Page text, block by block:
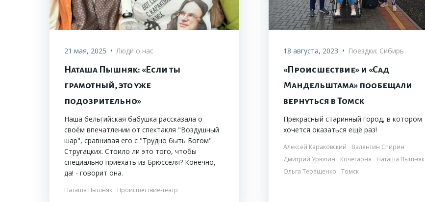
21 мая, 2025 • Люди о нас
Наташа Пышняк: «Если ты
грамотный, это уже
подозрительно»
Наша бельгийская бабушка рассказала о
своём впечатлении от спектакля "Воздушный
шар", сравнивая его с "Трудно быть Богом"
Стругацких. Стоило ли это того, чтобы
специально приехать из Брюсселя? Конечно,
да! - говорит она.
Наташа Пышняк Происшествие-театр
18 августа, 2023 • Поездки: Сибирь
«Происшествие» и «Сад
Мандельштама» пообещали
вернуться в Томск
Прекрасный старинный город, в котором
хочется оказаться ещё раз!
Алексей Караковский
Валентин Спирин
Дмитрий Урюпин
Кочегарня
Наташа Пышняк
Ольга Терещенко
Томск